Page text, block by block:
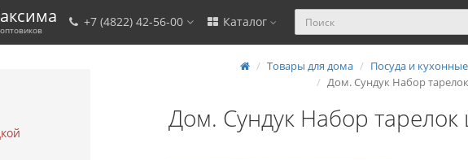
+7 (4822) 42-56-00 Каталог
Товары для дома Посуда и
Дом. Сундук Набор
Дом. Сундук Набор